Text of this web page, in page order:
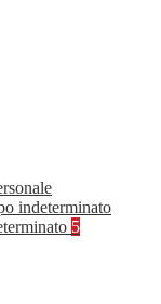
indeterminato
5